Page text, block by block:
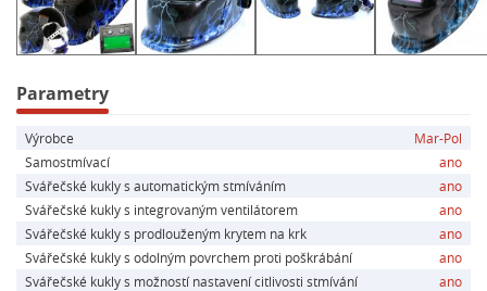
- Pohodlné nošení
- Materiál kukly: PA/PP
- Napájení: Baterie CR2032
- Nabíjení baterie: Solární panel
- Stupeň ochrany v jasném stavu: DIN 4
- Stupeň ochrany v zatemněném stavu: DIN 9-13
- Norma ochrany očí: EN379 1/2/1
- Norma ochrany tváře: EN175
- Plocha zorného pole: 93 × 43 mm
Parametry
Výrobce
Mar-Pol
Samostmívací
ano
Svářečské kukly s automatickým stmíváním
ano
Svářečské kukly s integrovaným ventilátorem
ano
Svářečské kukly s prodlouženým krytem na krk
ano
Svářečské kukly s odolným povrchem proti poškrábání
ano
Svářečské kukly s možností nastavení citlivosti stmívání
ano